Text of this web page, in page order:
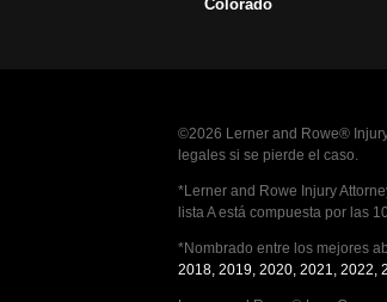
Colorado
©2026 Lerner and Rowe®
legales si se pierde el caso.
*Lerner and Rowe Injury
lista A está compuesta por las
*Nombrado entre los mejores
2018, 2019, 2020, 2021, 2022,